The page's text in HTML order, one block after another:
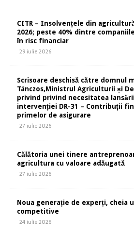
CITR – Insolvențele din
2026; peste 40% dintre
în risc financiar
29 iulie 2026
Scrisoare deschisă către domnul
Tánczos,Ministrul Agriculturii și
privind privind necesitatea
intervenției DR-31 – Contribuții
primelor de asigurare
27 iulie 2026
Călătoria unei tinere
agricultura cu valoare adăugată
27 iulie 2026
Noua generație de experți, cheia
competitive
24 iulie 2026